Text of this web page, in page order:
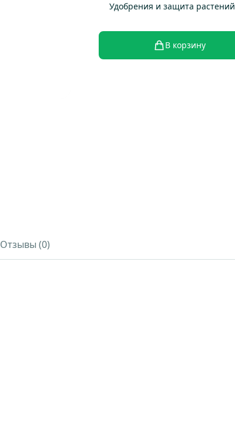
Удобрения и защита растений
В корзину
Отзывы (0)